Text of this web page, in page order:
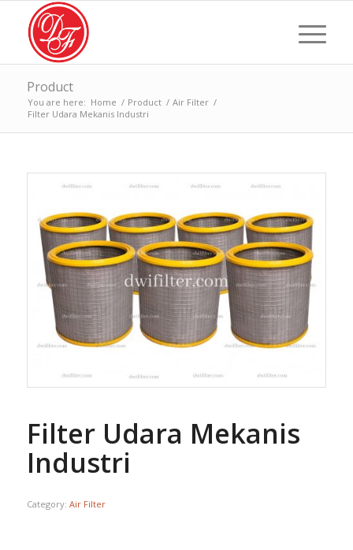
Product
You are here: Home / Product / Air Filter /
Filter Udara Mekanis Industri
Filter Udara Mekanis
Industri
Category: Air Filter